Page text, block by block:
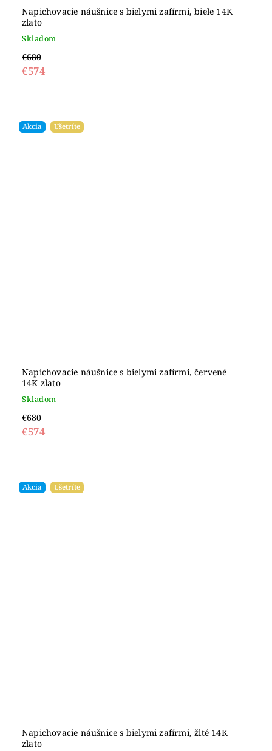
Napichovacie náušnice s bielymi zafírmi, biele 14K
zlato
Skladom
€680
€574
Akcia Ušetríte
Napichovacie náušnice s bielymi zafírmi, červené
14K zlato
Skladom
€680
€574
Akcia Ušetríte
Napichovacie náušnice s bielymi zafírmi, žlté 14K
zlato